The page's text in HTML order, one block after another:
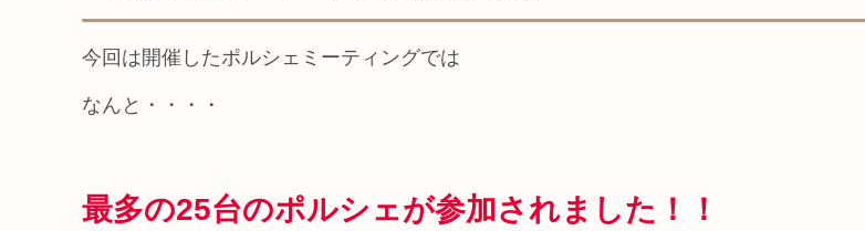
今回は開催したポルシェミーティングでは
なんと・・・・
最多の25台のポルシェが参加されました！！